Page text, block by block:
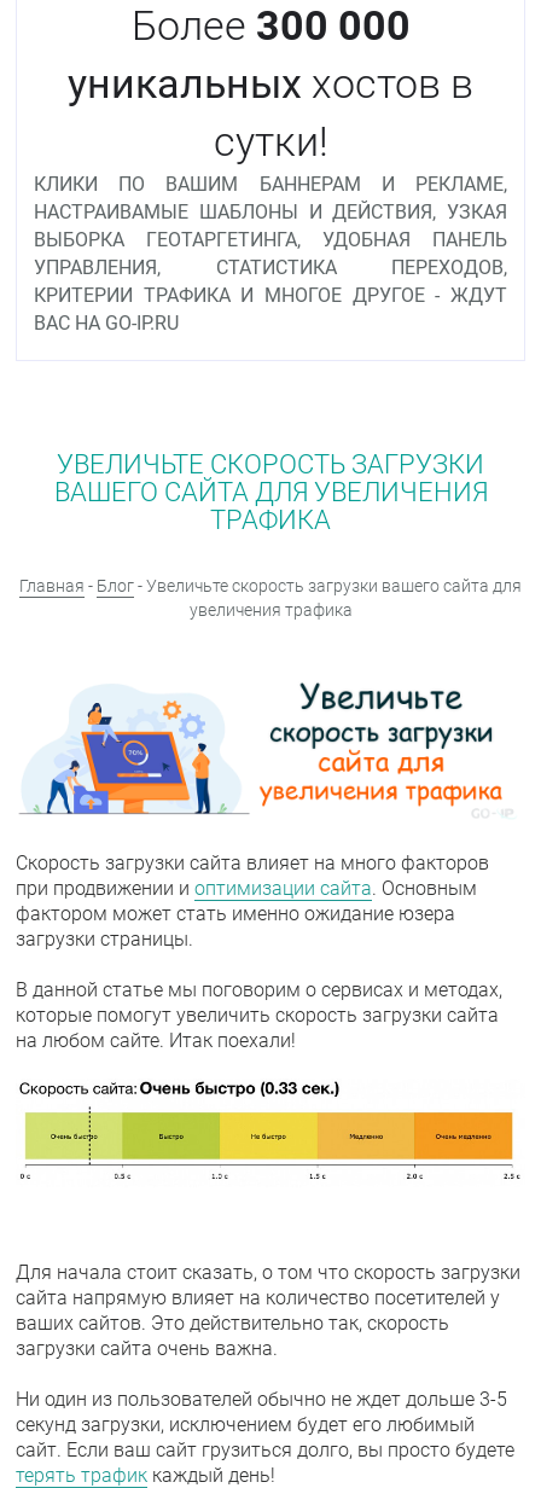
Более 300 000
уникальных хостов в
сутки!
КЛИКИ ПО ВАШИМ БАННЕРАМ И РЕКЛАМЕ,
НАСТРАИВАМЫЕ ШАБЛОНЫ И ДЕЙСТВИЯ, УЗКАЯ
ВЫБОРКА ГЕОТАРГЕТИНГА, УДОБНАЯ ПАНЕЛЬ
УПРАВЛЕНИЯ, СТАТИСТИКА ПЕРЕХОДОВ,
КРИТЕРИИ ТРАФИКА И МНОГОЕ ДРУГОЕ - ЖДУТ
ВАС НА GO-IP.RU
УВЕЛИЧЬТЕ СКОРОСТЬ ЗАГРУЗКИ
ВАШЕГО САЙТА ДЛЯ УВЕЛИЧЕНИЯ
ТРАФИКА
Главная - Блог- Увеличьте скорость загрузки вашего сайта для
увеличения трафика
Скорость загрузки сайта влияет на много факторов
при продвижении иоптимизации сайта. Основным
фактором может стать именно ожидание юзера
загрузки страницы.
В данной статье мы поговорим о сервисах и методах,
которые помогут увеличить скорость загрузки сайта
на любом сайте. Итак поехали!
Для начала стоит сказать, о том что скорость загрузки
сайта напрямую влияет на количество посетителей у
ваших сайтов. Это действительно так, скорость
загрузки сайта очень важна.
Ни один из пользователей обычно не ждет дольше 3-5
секунд загрузки, исключением будет его любимый
сайт. Если ваш сайт грузиться долго, вы просто будете
терять трафик каждый день!